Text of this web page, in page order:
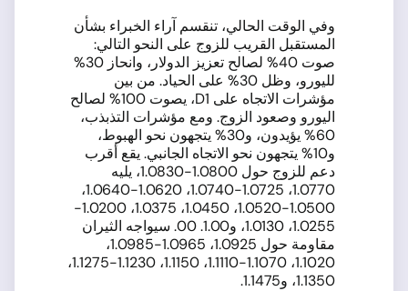
وفي الوقت الحالي، تنقسم آراء الخبراء بشأن
المستقبل القريب للزوج على النحو التالي:
صوت 40% لصالح تعزيز الدولار، وانحاز 30%
لليورو، وظل 30% على الحياد. من بين
مؤشرات الاتجاه على D1، يصوت 100% لصالح
اليورو وصعود الزوج. ومع مؤشرات التذبذب،
60% يؤيدون، و30% يتجهون نحو الهبوط،
و10% يتجهون نحو الاتجاه الجانبي. يقع أقرب
دعم للزوج حول 1.0800-1.0830، يليه
1.0770، 1.0725-1.0740، 1.0620-1.0640،
1.0500-1.0520، 1.0450، 1.0375، 1.0200-
1.0255، 1.0130، و1.00. 00. سيواجه الثيران
مقاومة حول 1.0925، 1.0965-1.0985،
1.1020، 1.1070-1.1110، 1.1150، 1.1230-1.1275،
1.1350، و1.1475.